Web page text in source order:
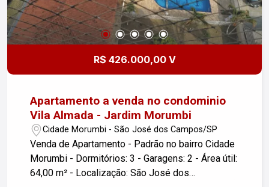
R$ 426.000,00 V
Apartamento a venda no condominio
Vila Almada - Jardim Morumbi
Cidade Morumbi - São José dos Campos/SP
Venda de Apartamento - Padrão no bairro Cidade
Morumbi - Dormitórios: 3 - Garagens: 2 - Área útil:
64,00 m² - Localização: São José dos